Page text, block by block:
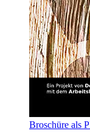
Broschüre als